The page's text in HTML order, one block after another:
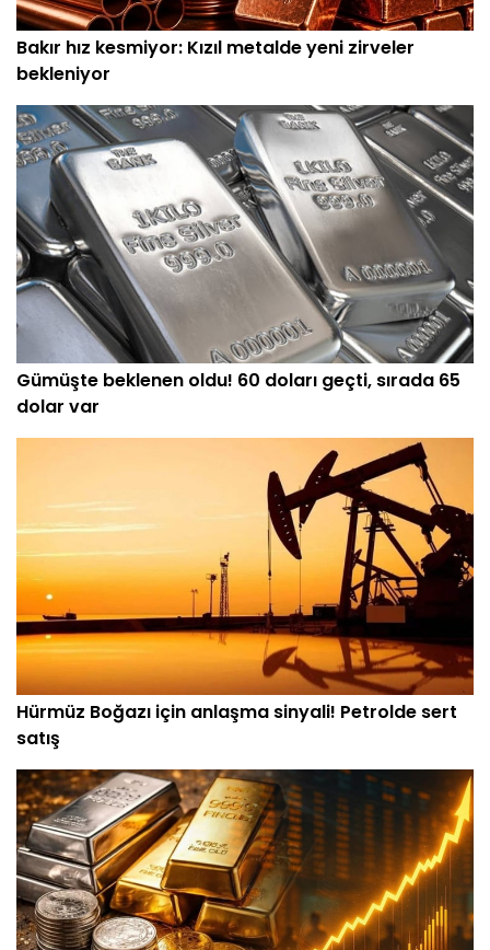
Bakır hız kesmiyor: Kızıl metalde yeni zirveler
bekleniyor
Gümüşte beklenen oldu! 60 doları geçti, sırada 65
dolar var
Hürmüz Boğazı için anlaşma sinyali! Petrolde sert
satış